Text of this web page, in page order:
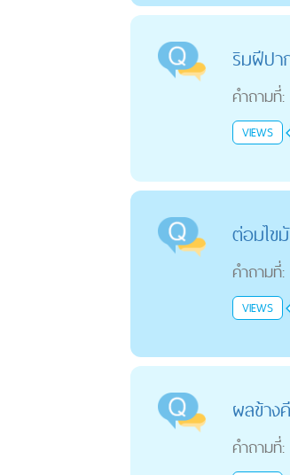
ริมฝีปา
คำถามที่:
VIEWS
ต่อมไข
คำถามที่:
VIEWS
ผลข้าง
คำถามที่: